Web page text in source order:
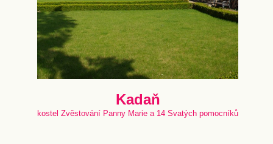
Kadaň
kostel Zvěstování Panny Marie a 14 Svatých pomocníků